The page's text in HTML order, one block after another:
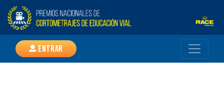
Entrar